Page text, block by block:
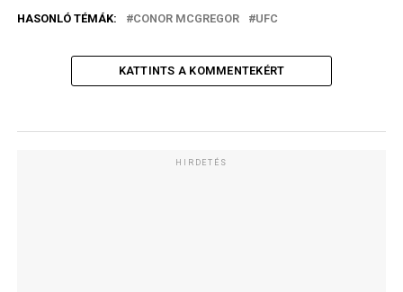
HASONLÓ TÉMÁK: CONOR MCGREGOR UFC
KATTINTS A KOMMENTEKÉRT
HIRDETÉS